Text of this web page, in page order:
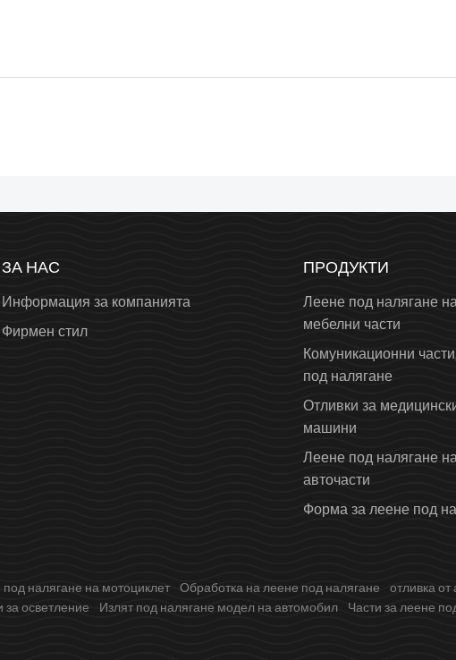
ЗА НАС
Информация за компанията
Фирмен стил
ПРОДУКТИ
Леене под налягане
мебелни части
Комуникационни
под налягане
Отливки за
машини
Леене под налягане
авточасти
Форма за леене под
налягане на мотоциклет Обработка на леене под налягане отливка
за осветление
Излят под налягане модел на автомобил Части за леене